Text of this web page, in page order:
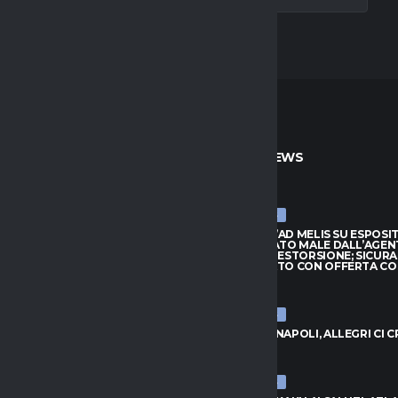
ULTIME NEWS
ULTIME NEWS
CAGLIARI, L’AD MELIS SU
“CONSIGLIATO MALE
QUASI UNA ESTORSIONE;
SUL MERCATO CON OFFERTA
ULTIME NEWS
VLAHOVIC-NAPOLI, ALLEGRI CI
ULTIME NEWS